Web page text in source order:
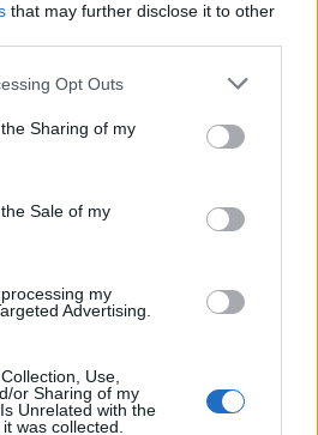
that may further disclose it to other
Opt Outs
Sharing of my
Sale of my
my
Advertising.
Use,
or Sharing of my
Unrelated with the
was collected.
άγχος (μασάζ, μουσική,
εφαρμογή διακοπής του
θέλετε πραγματικά και το